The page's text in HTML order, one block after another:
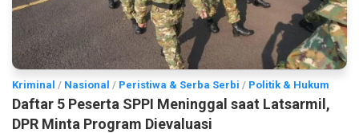
Kriminal / Nasional / Peristiwa & Serba Serbi / Politik & Hukum
Daftar 5 Peserta SPPI Meninggal saat Latsarmil,
DPR Minta Program Dievaluasi